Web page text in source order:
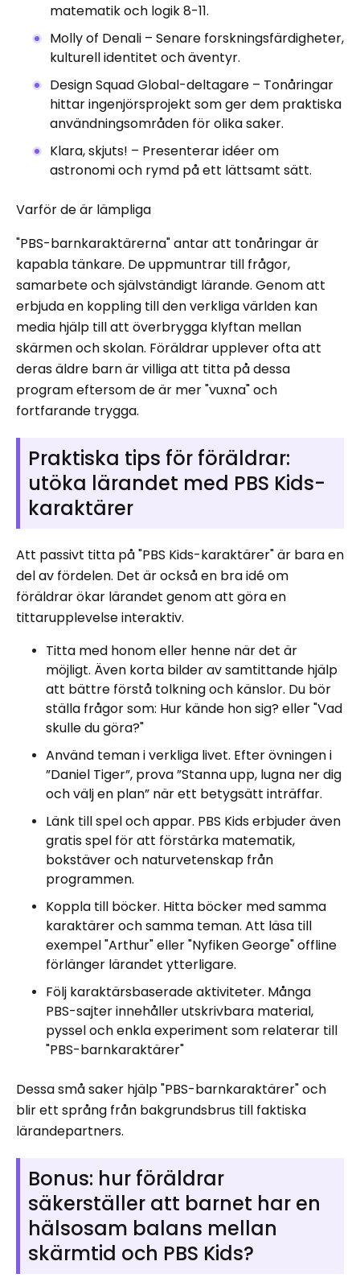
matematik och logik 8-11.
Molly of Denali – Senare forskningsfärdigheter,
kulturell identitet och äventyr.
Design Squad Global-deltagare – Tonåringar
hittar ingenjörsprojekt som ger dem praktiska
användningsområden för olika saker.
Klara, skjuts! – Presenterar idéer om
astronomi och rymd på ett lättsamt sätt.
Varför de är lämpliga
"PBS-barnkaraktärerna" antar att tonåringar är
kapabla tänkare. De uppmuntrar till frågor,
samarbete och självständigt lärande. Genom att
erbjuda en koppling till den verkliga världen kan
media hjälp till att överbrygga klyftan mellan
skärmen och skolan. Föräldrar upplever ofta att
deras äldre barn är villiga att titta på dessa
program eftersom de är mer "vuxna" och
fortfarande trygga.
Praktiska tips för föräldrar:
utöka lärandet med PBS Kids-
karaktärer
Att passivt titta på "PBS Kids-karaktärer" är bara en
del av fördelen. Det är också en bra idé om
föräldrar ökar lärandet genom att göra en
tittarupplevelse interaktiv.
Titta med honom eller henne när det är
möjligt. Även korta bilder av samtittande hjälp
att bättre förstå tolkning och känslor. Du bör
ställa frågor som: Hur kände hon sig? eller "Vad
skulle du göra?"
Använd teman i verkliga livet. Efter övningen i
”Daniel Tiger”, prova ”Stanna upp, lugna ner dig
och välj en plan” när ett betygsätt inträffar.
Länk till spel och appar. PBS Kids erbjuder även
gratis spel för att förstärka matematik,
bokstäver och naturvetenskap från
programmen.
Koppla till böcker. Hitta böcker med samma
karaktärer och samma teman. Att läsa till
exempel "Arthur" eller "Nyfiken George" offline
förlänger lärandet ytterligare.
Följ karaktärsbaserade aktiviteter. Många
PBS-sajter innehåller utskrivbara material,
pyssel och enkla experiment som relaterar till
"PBS-barnkaraktärer"
Dessa små saker hjälp "PBS-barnkaraktärer" och
blir ett språng från bakgrundsbrus till faktiska
lärandepartners.
Bonus: hur föräldrar
säkerställer att barnet har en
hälsosam balans mellan
skärmtid och PBS Kids?